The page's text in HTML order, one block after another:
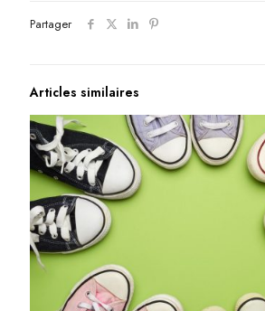
Partager
Articles similaires